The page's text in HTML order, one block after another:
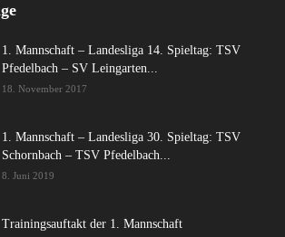
1. Mannschaft – Landesliga 14. Spieltag: TSV
Pfedelbach – SV Leingarten...
18. November 2017
1. Mannschaft – Landesliga 30. Spieltag: TSV
Schornbach – TSV Pfedelbach...
8. Juni 2019
Trainingsauftakt der 1. Mannschaft